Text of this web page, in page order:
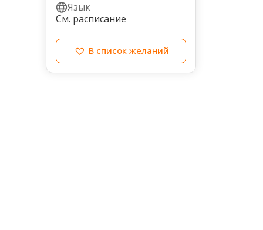
Язык
См. расписание
В список желаний